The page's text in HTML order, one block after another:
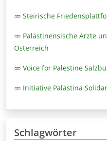
Steirische
Palästinensische Ärzte
Österreich
Voice for Palestine
Initiative Palästina
Schlagwörter